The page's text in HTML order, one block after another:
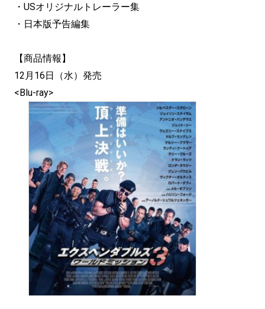
・USオリジナルトレーラー集
・日本版予告編集
【商品情報】
12月16日（水）発売
<Blu-ray>